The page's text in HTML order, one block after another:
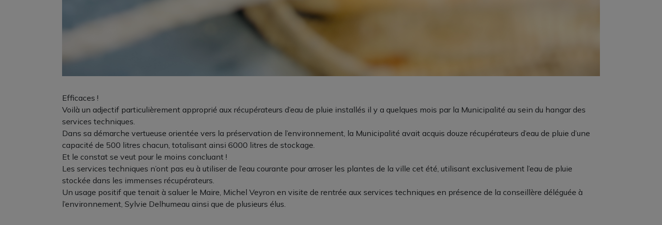
Efficaces !
Voilà un adjectif particulièrement approprié aux récupérateurs d’eau de pluie installés il y a quelques mois par la Municipalité au sein du hangar des
services techniques.
Dans sa démarche vertueuse orientée vers la préservation de l’environnement, la Municipalité avait acquis douze récupérateurs d’eau de pluie d’une
capacité de 500 litres chacun, totalisant ainsi 6000 litres de stockage.
Et le constat se veut pour le moins concluant !
Les services techniques n’ont pas eu à utiliser de l’eau courante pour arroser les plantes de la ville cet été, utilisant exclusivement l’eau de pluie
stockée dans les immenses récupérateurs.
Un usage positif que tenait à saluer le Maire, Michel Veyron en visite de rentrée aux services techniques en présence de la conseillère déléguée à
l’environnement, Sylvie Delhumeau ainsi que de plusieurs élus.